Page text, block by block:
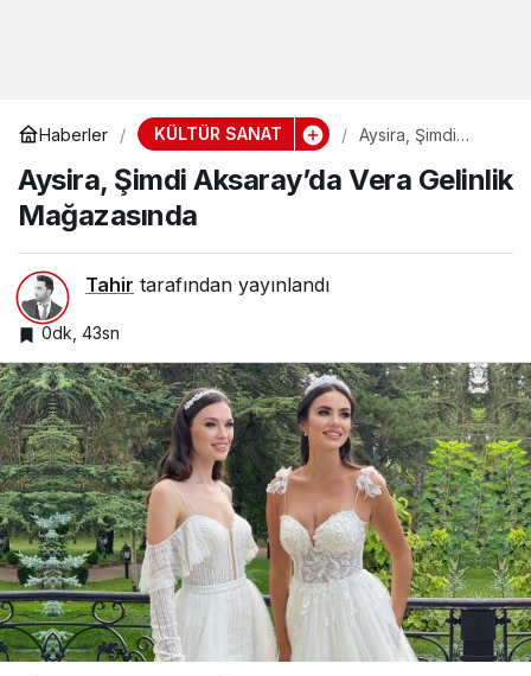
Haberler KÜLTÜR SANAT
Aysira, Şimdi
Gelinlik
Mağazasında
Aysira, Şimdi Aksaray’da Vera Gelinlik
Mağazasında
Tahir tarafından yayınlandı
0dk, 43sn